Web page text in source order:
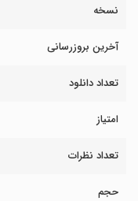
نسخه
آخرین بروزرسانی
تعداد دانلود
امتیاز
تعداد نظرات
حجم